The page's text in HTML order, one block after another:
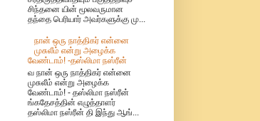
சிந்தனை யின் மூலவருமான
தந்தை பெரியார் அவர்களுக்கு மு...
நான் ஒரு நாத்திகர் என்னை
முசுலீம் என்று அழைக்க
வேண்டாம்! -தஸ்லிமா நஸ்ரீன்
வ நான் ஒரு நாத்திகர் என்னை
முசுலீம் என்று அழைக்க
வேண்டாம்! - தஸ்லிமா நஸ்ரீன்
ங்கதேசத்தின் எழுத்தாளர்
தஸ்லிமா நஸ்ரீன் தி இந்து ஆங்...